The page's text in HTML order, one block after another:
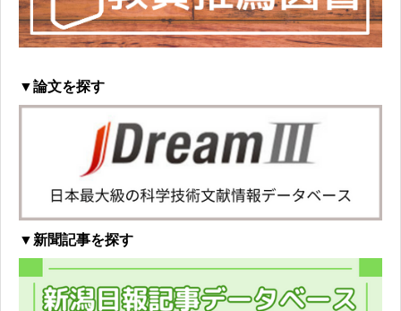
▼論文を探す
▼新聞記事を探す